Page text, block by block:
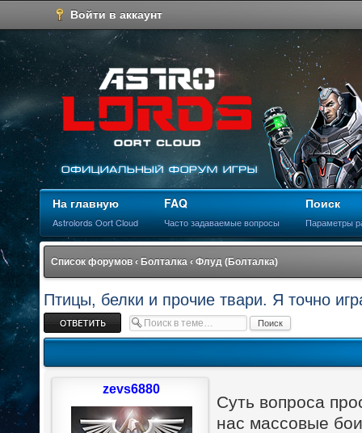
Войти в аккаунт
На главную
Astrolords Oort Cloud
FAQ
Часто задаваемые вопросы
Поиск
Параметры
Список форумов ‹ Болталка ‹ Флуд (Болталка)
Птицы, белки и прочие твари. Я точно
Ответить
Суть вопроса
нас массовые
zevs6880